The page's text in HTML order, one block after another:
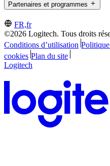
Partenaires et programmes
FR,fr
©2026 Logitech. Tous droits
Conditions d’utilisation
cookies Plan du site
Logitech